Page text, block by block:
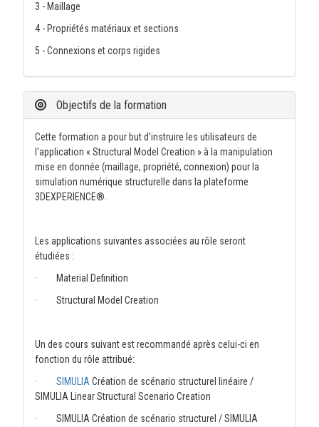
3 - Maillage
4 - Propriétés matériaux et sections
5 - Connexions et corps rigides
Objectifs de la formation
Cette formation a pour but d'instruire les utilisateurs de
l'application « Structural Model Creation » à la manipulation
mise en donnée (maillage, propriété, connexion) pour la
simulation numérique structurelle dans la plateforme
3DEXPERIENCE®.
Les applications suivantes associées au rôle seront
étudiées :
· Material Definition
· Structural Model Creation
Un des cours suivant est recommandé après celui-ci en
fonction du rôle attribué:
· SIMULIA Création de scénario structurel linéaire /
SIMULIA Linear Structural Scenario Creation
· SIMULIA Création de scénario structurel / SIMULIA